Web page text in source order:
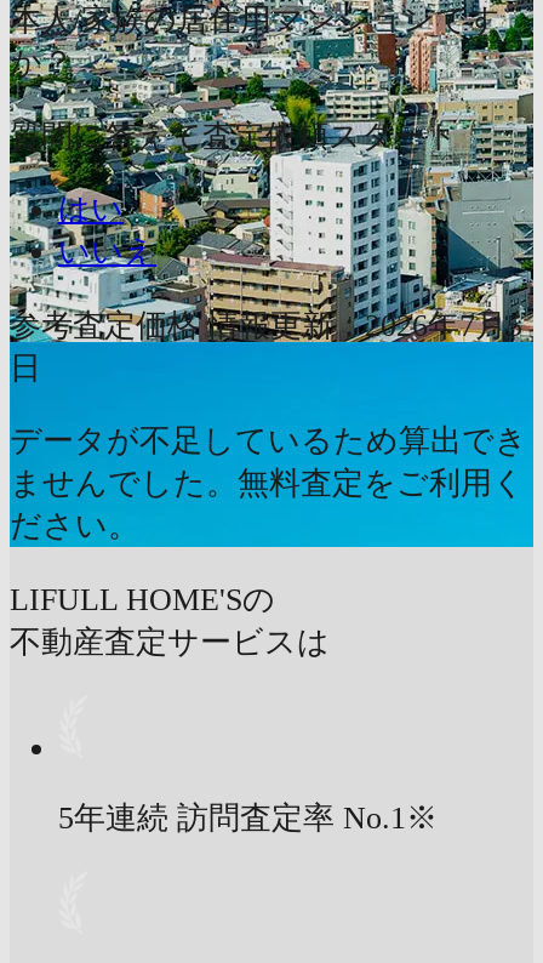
本人/家族の居住用マンションです
か？
質問に答えて査定依頼スタート
はい
いいえ
参考査定価格 情報更新：2026年7月5
日
データが不足しているため算出でき
ませんでした。無料査定をご利用く
ださい。
LIFULL HOME'Sの
不動産査定サービスは
5年連続 訪問査定率 No.1※